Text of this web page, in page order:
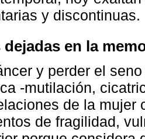
y discontinuas.
dejadas en la
y perder el
-mutilación,
de la mujer
de fragilidad,